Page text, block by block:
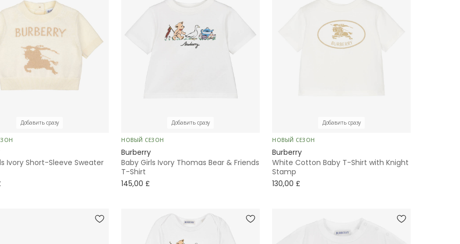
Добавить сразу
Ivory Short-Sleeve Sweater
Добавить сразу
НОВЫЙ СЕЗОН
Burberry
Baby Girls Ivory Thomas Bear & Friends
T-Shirt
145,00 £
Добавить сразу
НОВЫЙ СЕЗОН
Burberry
White Cotton Baby T-Shirt with Knight
Stamp
130,00 £